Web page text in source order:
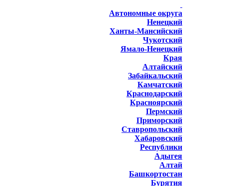
Автономные округа
Ненецкий
Ханты-Мансийский
Чукотский
Ямало-Ненецкий
Края
Алтайский
Забайкальский
Камчатский
Краснодарский
Красноярский
Пермский
Приморский
Ставропольский
Хабаровский
Республики
Адыгея
Алтай
Башкортостан
Бурятия